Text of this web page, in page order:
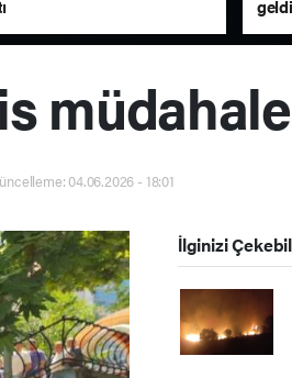
geldi
04.06.2026 - 18:01
İlginizi